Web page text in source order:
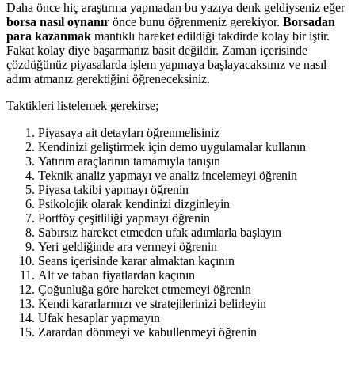
Daha önce hiç araştırma yapmadan bu yazıya denk geldiyseniz eğer
borsa nasıl oynanır önce bunu öğrenmeniz gerekiyor. Borsadan
para kazanmak mantıklı hareket edildiği takdirde kolay bir iştir.
Fakat kolay diye başarmanız basit değildir. Zaman içerisinde
çözdüğünüz piyasalarda işlem yapmaya başlayacaksınız ve nasıl
adım atmanız gerektiğini öğreneceksiniz.
Taktikleri listelemek gerekirse;
Piyasaya ait detayları öğrenmelisiniz
Kendinizi geliştirmek için demo uygulamalar kullanın
Yatırım araçlarının tamamıyla tanışın
Teknik analiz yapmayı ve analiz incelemeyi öğrenin
Piyasa takibi yapmayı öğrenin
Psikolojik olarak kendinizi dizginleyin
Portföy çeşitliliği yapmayı öğrenin
Sabırsız hareket etmeden ufak adımlarla başlayın
Yeri geldiğinde ara vermeyi öğrenin
Seans içerisinde karar almaktan kaçının
Alt ve taban fiyatlardan kaçının
Çoğunluğa göre hareket etmemeyi öğrenin
Kendi kararlarınızı ve stratejilerinizi belirleyin
Ufak hesaplar yapmayın
Zarardan dönmeyi ve kabullenmeyi öğrenin